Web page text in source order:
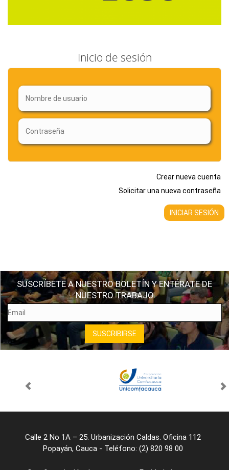
Inicio de sesión
Crear nueva cuenta
Solicitar una nueva contraseña
SUSCRÍBETE A NUESTRO BOLETÍN Y ENTÉRATE DE
NUESTRO TRABAJO
Calle 2 No 1A – 25. Urbanización Caldas. Oficina 112
Popayán, Cauca - Teléfono: (2) 820 98 00